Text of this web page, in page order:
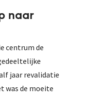
naar
centrum de
jaar revalidatie
was de moeite